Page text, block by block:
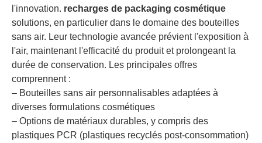
l'innovation. recharges de packaging cosmétique
solutions, en particulier dans le domaine des bouteilles
sans air. Leur technologie avancée prévient l'exposition à
l'air, maintenant l'efficacité du produit et prolongeant la
durée de conservation. Les principales offres
comprennent :
– Bouteilles sans air personnalisables adaptées à
diverses formulations cosmétiques
– Options de matériaux durables, y compris des
plastiques PCR (plastiques recyclés post-consommation)